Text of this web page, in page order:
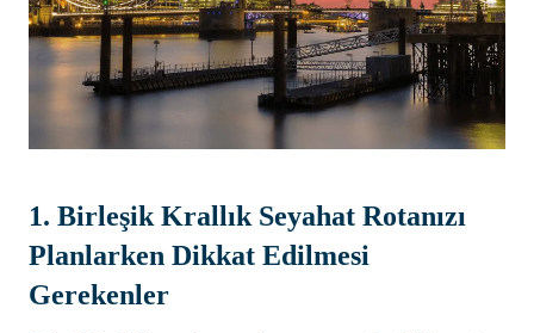
1. Birleşik Krallık Seyahat Rotanızı
Planlarken Dikkat Edilmesi
Gerekenler